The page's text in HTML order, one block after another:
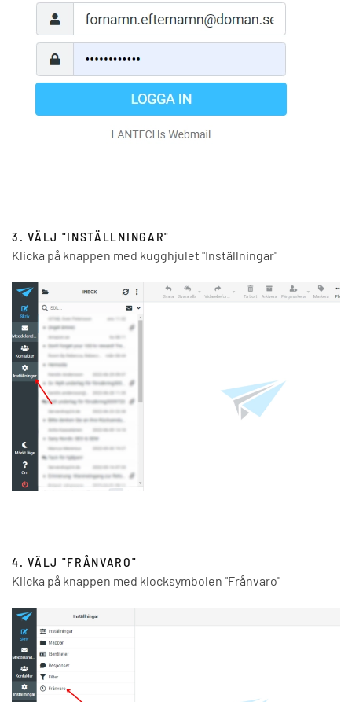
3. VÄLJ "INSTÄLLNINGAR"
Klicka på knappen med kugghjulet "Inställningar"
4. VÄLJ "FRÅNVARO"
Klicka på knappen med klocksymbolen "Frånvaro"